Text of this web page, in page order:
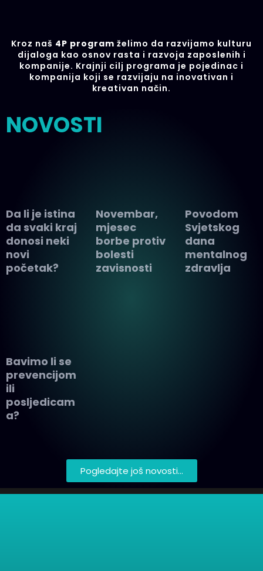
Kroz naš 4P program želimo da razvijamo kulturu
dijaloga kao osnov rasta i razvoja zaposlenih i
kompanije. Krajnji cilj programa je pojedinac i
kompanija koji se razvijaju na inovativan i
kreativan način.
NOVOSTI
Da li je istina
da svaki kraj
donosi neki
novi
početak?
Novembar,
mjesec
borbe protiv
bolesti
zavisnosti
Povodom
Svjetskog
dana
mentalnog
zdravlja
Bavimo li se
prevencijom
ili
posljedicam
a?
Pogledajte još novosti…